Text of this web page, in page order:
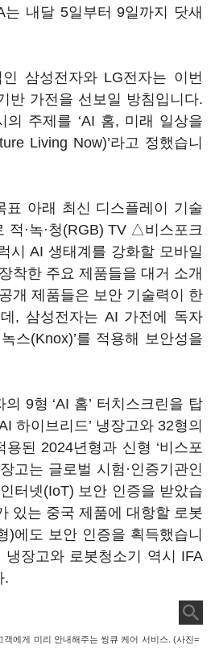
내달 5일부터 9일까지 닷새
삼성전자와 LG전자는 이번
반 가전을 선보일 방침입니다.
의 주제를 ‘AI 홈, 미래 일상을
Living Now)’라고 정했습니
표 아래 최신 디스플레이 기술
·녹·청(RGB) TV △비스포크
시 AI 생태계를 강화할 모바일
착한 주요 제품들을 대거 소개
개 제품들은 보안 기술력이 한
, 삼성전자는 AI 가전에 독자
스(Knox)’를 적용해 보안성을
9형 ‘AI 홈’ 터치스크린을 탑
하이브리드’ 냉장고와 32형의
된 2024년형과 신형 ‘비스포
고는 글로벌 시험·인증기관인
터넷(IoT) 보안 인증을 받았습
있는 중국 제품에 대항할 로봇
)에도 보안 인증을 획득했습니
장고와 로봇청소기 역시 IFA
.
에게 미리 안내해주는 씽큐 케어 서비스. (사진=